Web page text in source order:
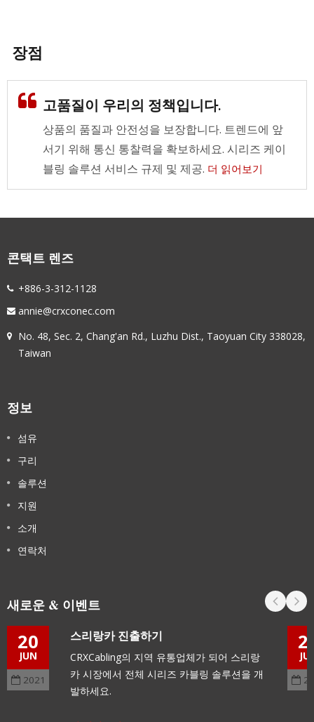
장점
고품질이 우리의 정책입니다.
상품의 품질과 안전성을 보장합니다. 트렌드에 앞
서기 위해 통신 통찰력을 확보하세요. 시리즈 케이
블링 솔루션 서비스 규제 및 제공. 더 읽어보기
콘택트 렌즈
+886-3-312-1128
annie@crxconec.com
No. 48, Sec. 2, Chang'an Rd., Luzhu Dist., Taoyuan City 338028,
Taiwan
정보
섬유
구리
솔루션
지원
소개
연락처
새로운 & 이벤트
20
JUN
2021
스리랑카 진출하기
CRXCabling의 지역 유통업체가 되어 스리랑
카 시장에서 전체 시리즈 카블링 솔루션을 개
발하세요.